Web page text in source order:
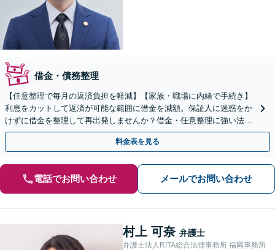
借金・債務整理
【任意整理で毎月の返済負担を軽減】【家族・職場に内緒で手続き】
利息をカットして返済が可能な範囲に借金を減額。保証人に迷惑をか
けずに借金を整理して再出発しませんか？借金・任意整理に強い法律
事務所【実績5,000件以上】【財産を残して借金整理】
料金表を見る
電話でお問い合わせ メールでお問い合わせ
村上 可奈 弁護士
弁護士法人RITA総合法律事務所 福岡事務所